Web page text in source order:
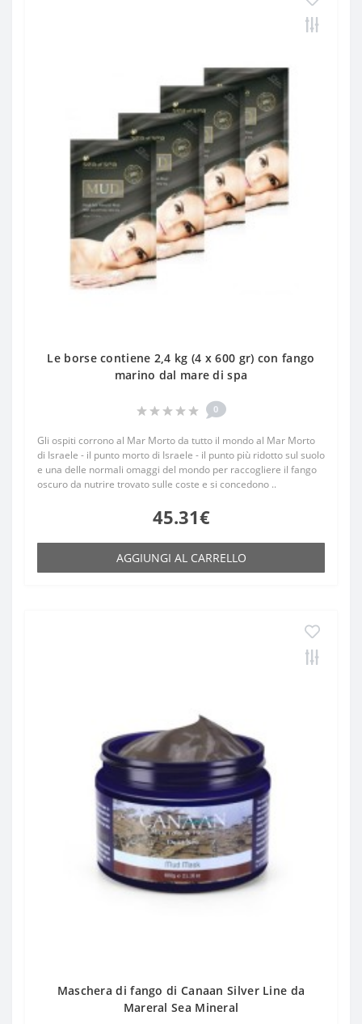
Le borse contiene 2,4 kg (4 x 600 gr) con fango
marino dal mare di spa
0
Gli ospiti corrono al Mar Morto da tutto il mondo al Mar Morto
di Israele - il punto morto di Israele - il punto più ridotto sul suolo
e una delle normali omaggi del mondo per raccogliere il fango
oscuro da nutrire trovato sulle coste e si concedono ..
45.31€
AGGIUNGI AL CARRELLO
Maschera di fango di Canaan Silver Line da
Mareral Sea Mineral